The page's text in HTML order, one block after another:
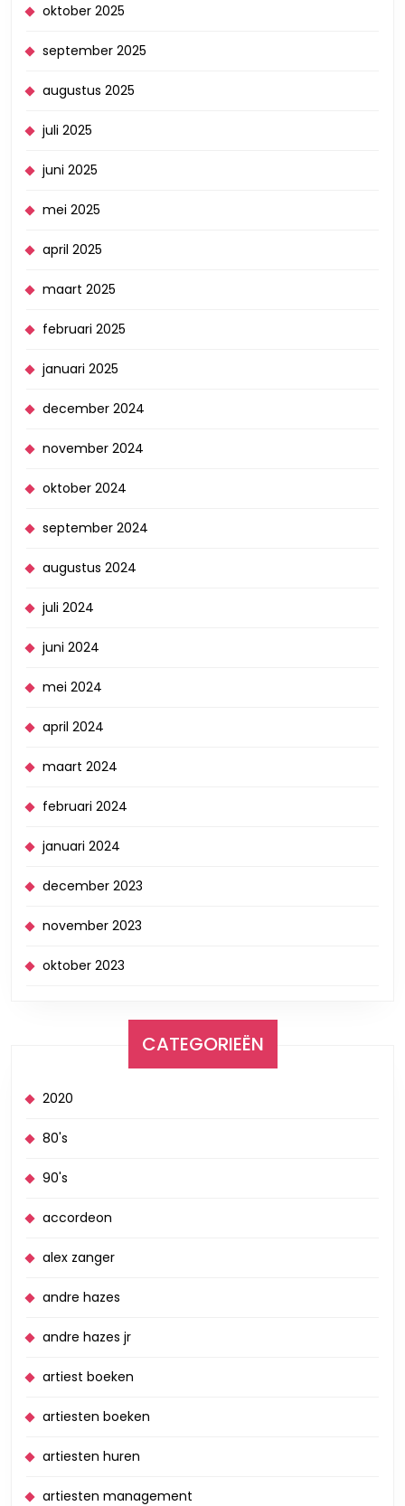
oktober 2025
september 2025
augustus 2025
juli 2025
juni 2025
mei 2025
april 2025
maart 2025
februari 2025
januari 2025
december 2024
november 2024
oktober 2024
september 2024
augustus 2024
juli 2024
juni 2024
mei 2024
april 2024
maart 2024
februari 2024
januari 2024
december 2023
november 2023
oktober 2023
CATEGORIEËN
2020
80's
90's
accordeon
alex zanger
andre hazes
andre hazes jr
artiest boeken
artiesten boeken
artiesten huren
artiesten management